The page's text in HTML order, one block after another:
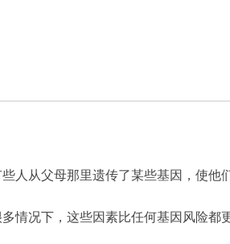
从父母那里遗传了某些基因，使他
情况下，这些因素比任何基因风险都